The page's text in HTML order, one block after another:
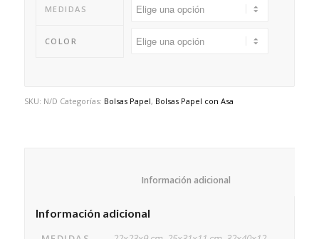
MEDIDAS
COLOR
SKU: N/D Categorías: Bolsas Papel, Bolsas Papel con Asa
Información adicional